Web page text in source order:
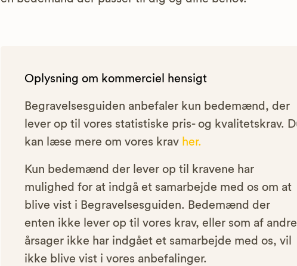
Oplysning om kommerciel hensigt
Begravelsesguiden anbefaler kun bedemænd, der
lever op til vores statistiske pris- og kvalitetskrav.
kan læse mere om vores krav her.
Kun bedemænd der lever op til kravene har
mulighed for at indgå et samarbejde med os om at
blive vist i Begravelsesguiden. Bedemænd der
enten ikke lever op til vores krav, eller som af andre
årsager ikke har indgået et samarbejde med os, vil
ikke blive vist i vores anbefalinger.